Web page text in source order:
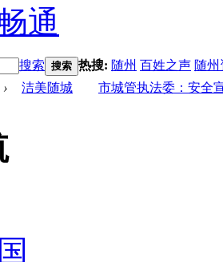
搜索 搜索 热搜: 随州 百姓之声 随
› 洁美随城 市城管执法委：安全